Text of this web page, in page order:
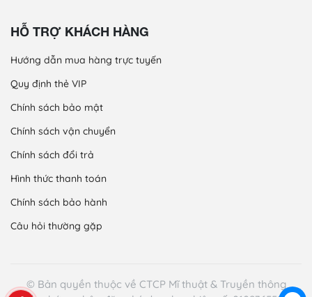
HỖ TRỢ KHÁCH HÀNG
Hướng dẫn mua hàng trực tuyến
Quy định thẻ VIP
Chính sách bảo mật
Chính sách vận chuyển
Chính sách đổi trả
Hình thức thanh toán
Chính sách bảo hành
Câu hỏi thường gặp
© Bản quyền thuộc về CTCP Mĩ thuật & Truyền thông